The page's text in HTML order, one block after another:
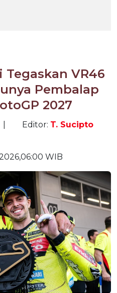
VR46
Pembalap
2027
Editor: T. Sucipto
WIB